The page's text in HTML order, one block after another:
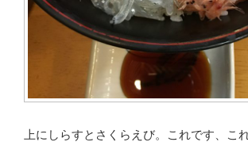
上にしらすとさくらえび。これです、これ